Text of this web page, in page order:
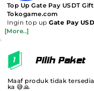
Top Up Gate Pay USDT
Tokogame.com
Ingin top upGate Pay
[More..]
Pilih Paket
Maaf produk tidak
ka 😅🙏